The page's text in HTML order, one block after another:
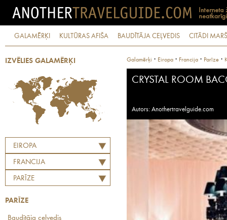
GALAMĒRĶI KULTŪRAS AFIŠA BAUDĪTĀJA CEĻVEDIS CITĀDI
IZVĒLIES GALAMĒRĶI
EIROPA
FRANCIJA
PARĪZE
PARĪZE
Baudītāja ceļvedis
Galamērķi · Eiropa · Francija · Parīze ·
CRYSTAL ROOM
Autors: Anothertravelguide.com